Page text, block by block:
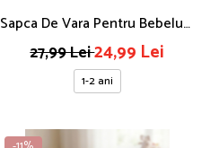
Sapca De Vara Pentru Bebelusi
1-2 Ani, Imprimeu Spider Hero,
Albastră
27,99 Lei24,99 Lei
1-2 ani